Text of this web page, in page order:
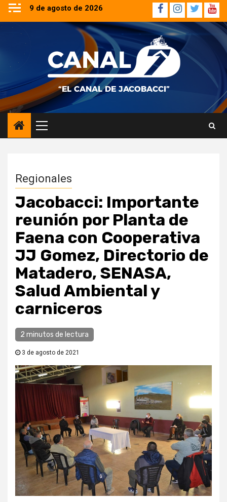
Saltar
contenido
9 de agosto de 2026 Facebook
Instagram
Twitter
Menú
principal
Regionales
Jacobacci: Importante
reunión por Planta de
Faena con Cooperativa
JJ Gomez, Directorio de
Matadero, SENASA,
Salud Ambiental y
carniceros
2 minutos de lectura
3 de agosto de 2021